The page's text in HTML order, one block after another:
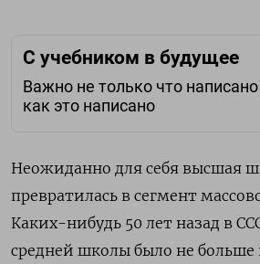
С учебником в будущее
Важно не только что
как это написано
Неожиданно для себя высшая
превратилась в сегмент
Каких-нибудь 50 лет назад в
средней школы было не больше